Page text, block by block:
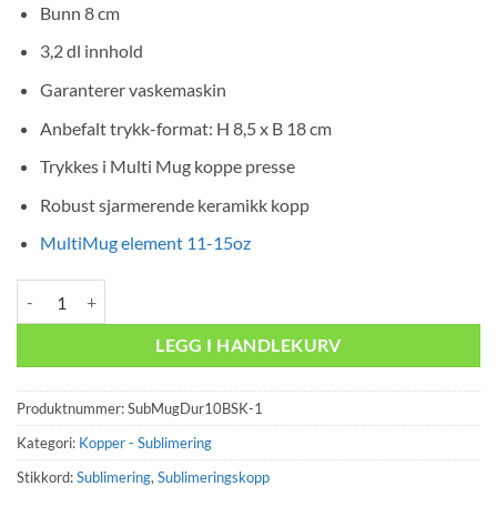
Bunn 8 cm
3,2 dl innhold
Garanterer vaskemaskin
Anbefalt trykk-format: H 8,5 x B 18 cm
Trykkes i Multi Mug koppe presse
Robust sjarmerende keramikk kopp
MultiMug element 11-15oz
LEGG I HANDLEKURV
Produktnummer:SubMugDur10BSK-1
Kategori: Kopper - Sublimering
Stikkord:Sublimering, Sublimeringskopp